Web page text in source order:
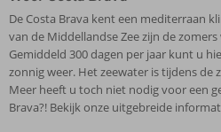
De Costa Brava kent een mediterraan
van de Middellandse Zee zijn de
Gemiddeld 300 dagen per jaar kunt u
zonnig weer. Het zeewater is tijdens de
Meer heeft u toch niet nodig voor een
Brava?! Bekijk onze uitgebreide